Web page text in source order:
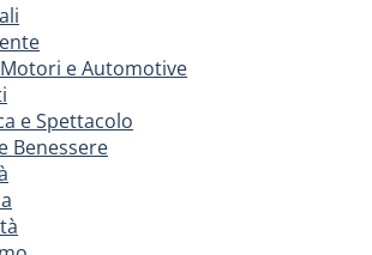
e Automotive
e Spettacolo
Benessere